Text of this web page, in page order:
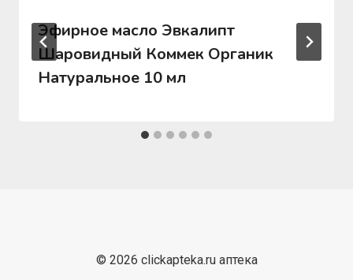
Эфирное масло Эвкалипт
Шаровидный Коммек Органик
Натуральное 10 мл
© 2026 clickapteka.ru аптека